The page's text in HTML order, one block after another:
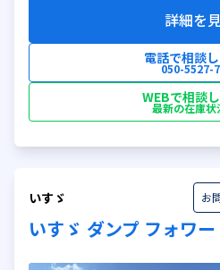
詳細を
電話で相談
050-5527-
WEBで相談
最新の在庫状
いすゞ お
いすゞ ダンプ フォワー